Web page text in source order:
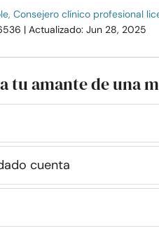
Consejero clínico profesional
| Actualizado: Jun 28, 2025
tu amante de una
cuenta